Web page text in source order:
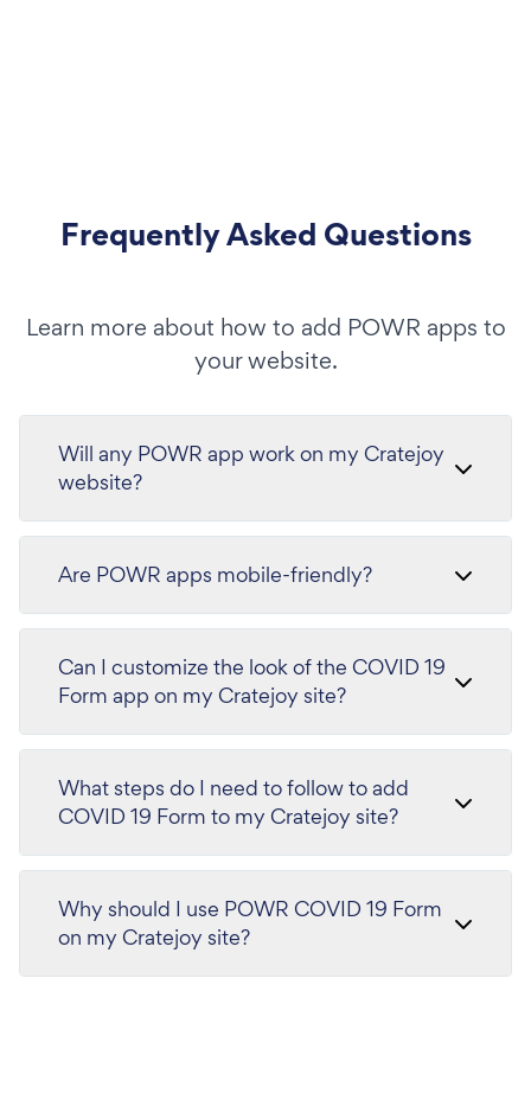
Frequently Asked Questions
Learn more about how to add POWR apps to
your website.
Will any POWR app work on my Cratejoy
website?
Are POWR apps mobile-friendly?
Can I customize the look of the COVID 19
Form app on my Cratejoy site?
What steps do I need to follow to add
COVID 19 Form to my Cratejoy site?
Why should I use POWR COVID 19 Form
on my Cratejoy site?